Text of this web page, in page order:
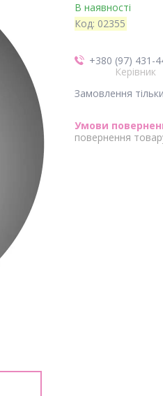
В наявності
Код: 02355
+380 (97) 431-
Керівник
Замовлення
повернення